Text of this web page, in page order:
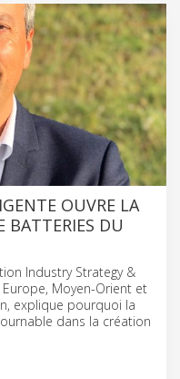
OUVRE LA
BATTERIES DU
Industry Strategy &
Moyen-Orient et
explique pourquoi la
dans la création